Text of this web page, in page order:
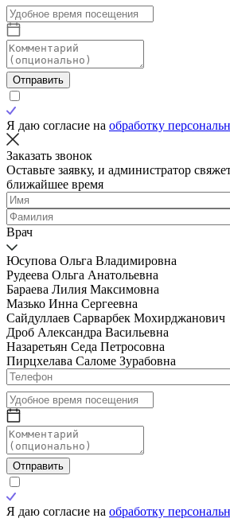
Отправить
Я даю согласие на обработку
Заказать звонок
Оставьте заявку, и администратор
ближайшее время
Врач
Юсупова Ольга Владимировна
Рудеева Ольга Анатольевна
Бараева Лилия Максимовна
Мазько Инна Сергеевна
Сайдуллаев Сарварбек Мохирджанович
Дроб Александра Васильевна
Назаретьян Седа Петросовна
Пирцхелава Саломе Зурабовна
Отправить
Я даю согласие на обработку